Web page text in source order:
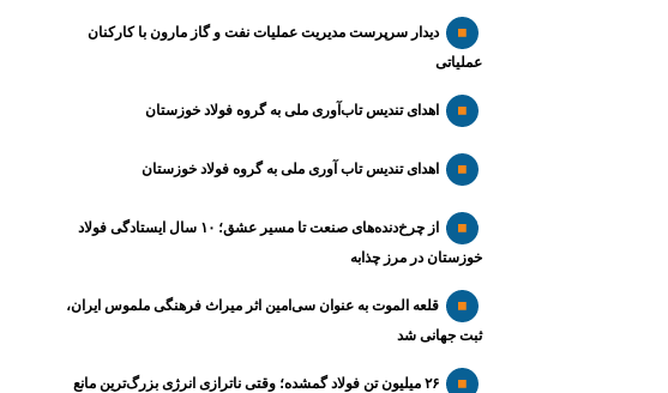
دیدار سرپرست مدیریت عملیات نفت و گاز مارون با کارکنان
عملیاتی
اهدای تندیس تاب‌آوری ملی به گروه فولاد خوزستان
اهدای تندیس تاب آوری ملی به گروه فولاد خوزستان
از چرخ‌دنده‌های صنعت تا مسیر عشق؛ ۱۰ سال ایستادگی فولاد
خوزستان در مرز چذابه
قلعه الموت به عنوان سی‌امین اثر میراث‌ فرهنگی ملموس ایران،
ثبت جهانی شد
۲۶ میلیون تن فولاد گمشده؛ وقتی ناترازی انرژی بزرگ‌ترین مانع